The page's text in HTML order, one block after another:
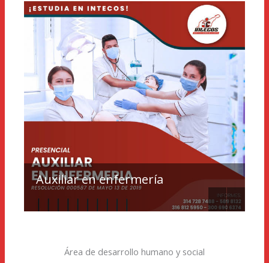
Auxiliar en enfermería
Área de desarrollo humano y social